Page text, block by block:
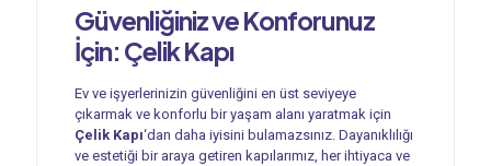
Güvenliğiniz ve Konforunuz
İçin:Çelik Kapı
Ev ve işyerlerinizin güvenliğini en üst seviyeye
çıkarmak ve konforlu bir yaşam alanı yaratmak için
Çelik Kapı‘dan daha iyisini bulamazsınız. Dayanıklılığı
ve estetiği bir araya getiren kapılarımız, her ihtiyaca ve